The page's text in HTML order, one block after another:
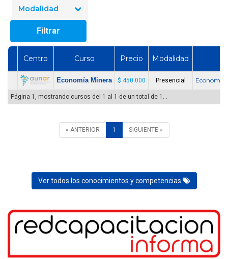
Modalidad
Filtrar
Centro Curso Precio Modalidad
Economía Minera $ 450.000 Presencial Economía
Página 1, mostrando cursos del 1 al 1 de un total de 1. .
« ANTERIOR 1 SIGUIENTE »
Ver todos los conocimientos y competencias